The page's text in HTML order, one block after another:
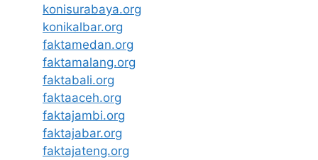
konisurabaya.org
konikalbar.org
faktamedan.org
faktamalang.org
faktabali.org
faktaaceh.org
faktajambi.org
faktajabar.org
faktajateng.org